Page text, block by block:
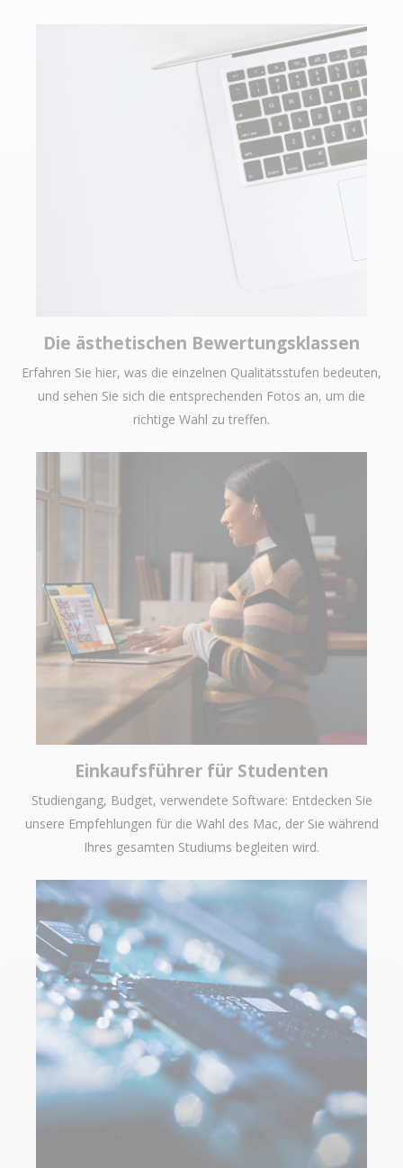
Die ästhetischen Bewertungsklassen
Erfahren Sie hier, was die einzelnen Qualitätsstufen bedeuten,
und sehen Sie sich die entsprechenden Fotos an, um die
richtige Wahl zu treffen.
Einkaufsführer für Studenten
Studiengang, Budget, verwendete Software: Entdecken Sie
unsere Empfehlungen für die Wahl des Mac, der Sie während
Ihres gesamten Studiums begleiten wird.